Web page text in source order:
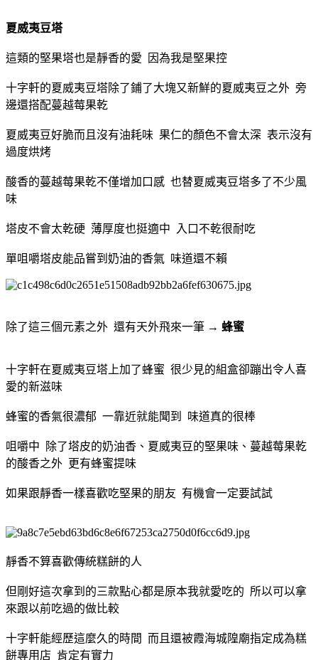
夏威夷豆塔
這類的堅果塔也是靜香的愛 因為我是堅果控
十字軒的夏威夷豆塔除了鋪了大塊又新鮮的夏威夷豆之外 旁
邊還搭配蔓越莓果乾
夏威夷豆好脆而且沒有油耗味 果仁的顏色不會太深 表示沒有
過度烘烤
酸香的蔓越莓果乾不僅增加口感 也替夏威夷豆塔多了不少風
味
塔皮不會太乾硬 薄厚度也挺適中 入口不乾很耐吃
單咀嚼塔皮能品嘗到奶油的香氣 味道還不賴
除了這三個元素之外 還有天外飛來一筆 → 蜂蜜
十字軒在夏威夷豆塔上加了蜂蜜 很少見的組盒卻蹦出令人喜
愛的新滋味
蜂蜜的香氣很濃郁 一靠近就能聞到 味道真的很棒
咀嚼中 除了塔皮的奶油香、夏威夷豆的堅果味、蔓越莓果乾
的酸香之外 更有蜂蜜提味
如果跟靜香一樣喜歡吃堅果的朋友 有機會一定要試試
靜香不算喜歡傳統糕餅的人
但剛好這次拿到的三款點心都是原本我就愛吃的 所以可以拿
來跟以前吃過的做比較
十字軒能經歷這麼久的時間 而且還被霞海城隍廟指定成為糕
餅專用店 肯定有實力